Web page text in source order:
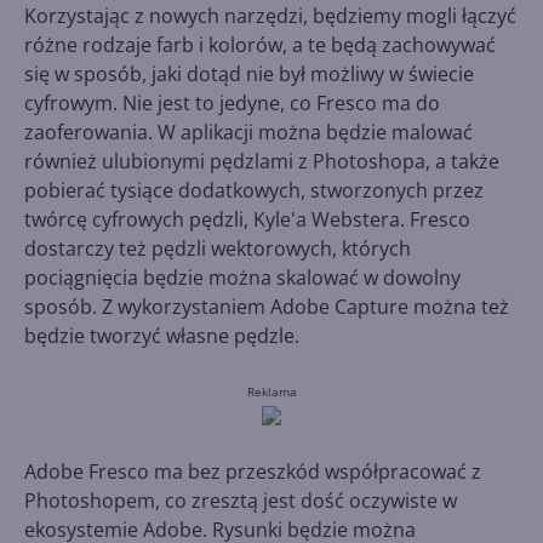
Korzystając z nowych narzędzi, będziemy mogli łączyć
różne rodzaje farb i kolorów, a te będą zachowywać
się w sposób, jaki dotąd nie był możliwy w świecie
cyfrowym. Nie jest to jedyne, co Fresco ma do
zaoferowania. W aplikacji można będzie malować
również ulubionymi pędzlami z Photoshopa, a także
pobierać tysiące dodatkowych, stworzonych przez
twórcę cyfrowych pędzli, Kyle'a Webstera. Fresco
dostarczy też pędzli wektorowych, których
pociągnięcia będzie można skalować w dowolny
sposób. Z wykorzystaniem Adobe Capture można też
będzie tworzyć własne pędzle.
Reklama
Adobe Fresco ma bez przeszkód współpracować z
Photoshopem, co zresztą jest dość oczywiste w
ekosystemie Adobe. Rysunki będzie można